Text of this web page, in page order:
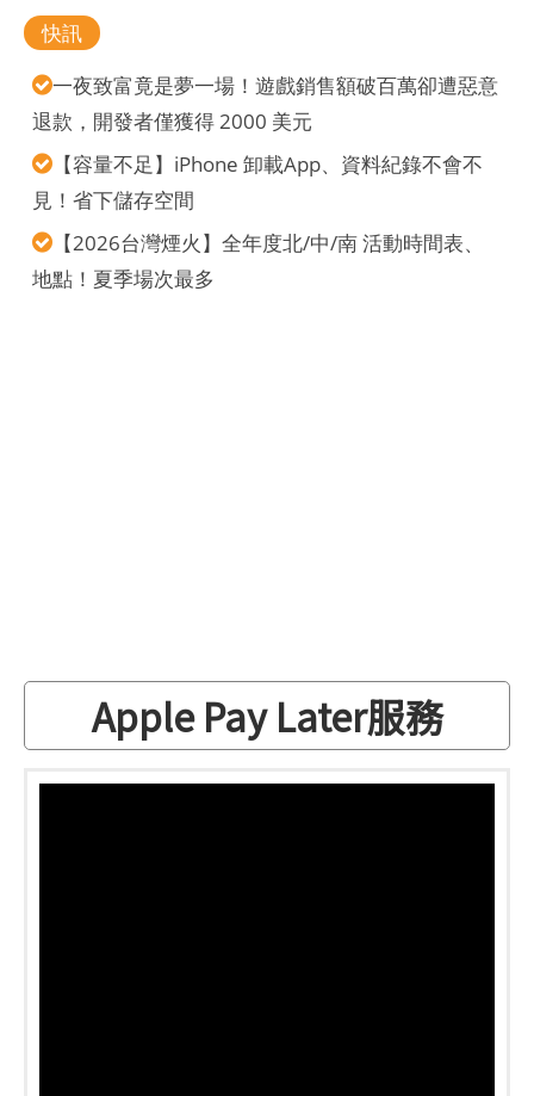
快訊
一夜致富竟是夢一場！遊戲銷售額破百萬卻遭惡意
退款，開發者僅獲得 2000 美元
【容量不足】iPhone 卸載App、資料紀錄不會不
見！省下儲存空間
【2026台灣煙火】全年度北/中/南 活動時間表、
地點！夏季場次最多
Apple Pay Later服務